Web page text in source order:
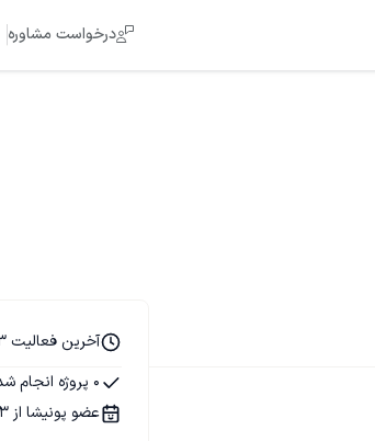
درخواست مشاوره
آخرین فعالیت 23 مهر 1404
0 پروژه انجام شده
عضو پونیشا از 23 مهر 1404